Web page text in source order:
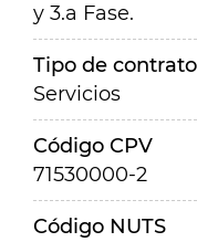
y 3.a Fase.
Tipo de contrato
Servicios
Código CPV
71530000-2
Código NUTS